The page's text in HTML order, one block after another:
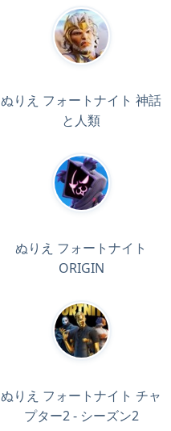
ぬりえ フォートナイト 神話
と人類
ぬりえ フォートナイト
ORIGIN
ぬりえ フォートナイト チャ
プター2 - シーズン2